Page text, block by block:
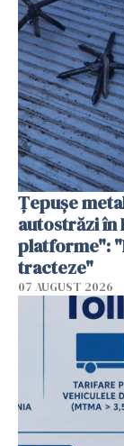
Țepușe
autostrăzi în
platforme":
tracteze"
07 AUGUST 2026